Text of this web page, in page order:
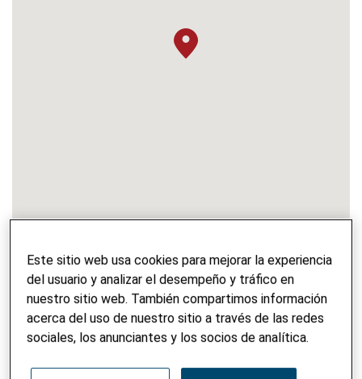
Oficina Berna
Maulbeerstrasse 10
3011 Bern
Suiza
Tel.:
+41 31 385 10 10
E-Mail:
info@helvetas.org
Este sitio web usa cookies para mejorar la experiencia
del usuario y analizar el desempeño y tráfico en
nuestro sitio web. También compartimos información
acerca del uso de nuestro sitio a través de las redes
sociales, los anunciantes y los socios de analítica.